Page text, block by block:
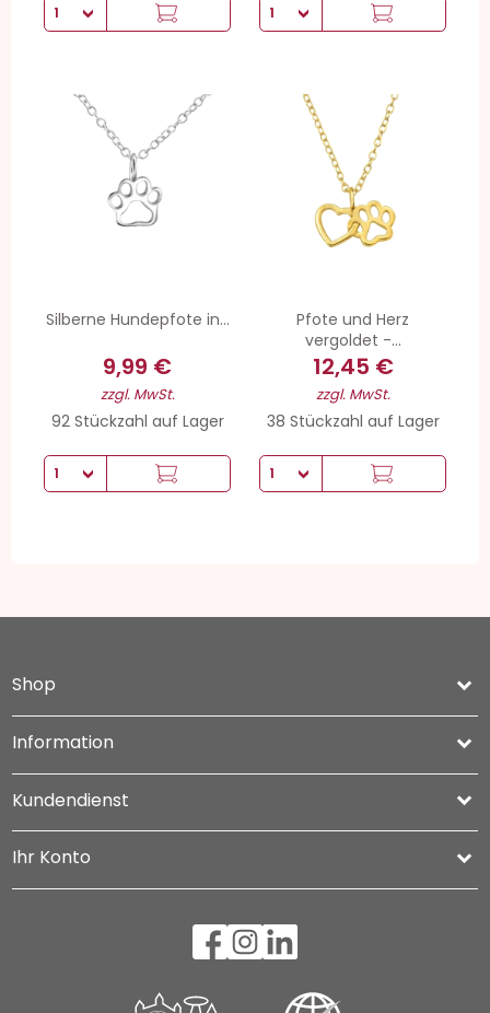
Silberne Hundepfote in...
9,99 €
zzgl. MwSt.
92 Stückzahl auf Lager
Pfote und Herz
vergoldet -...
12,45 €
zzgl. MwSt.
38 Stückzahl auf Lager
Shop keyboard_arrow_down
Information 
Kundendienst 
Ihr Konto 